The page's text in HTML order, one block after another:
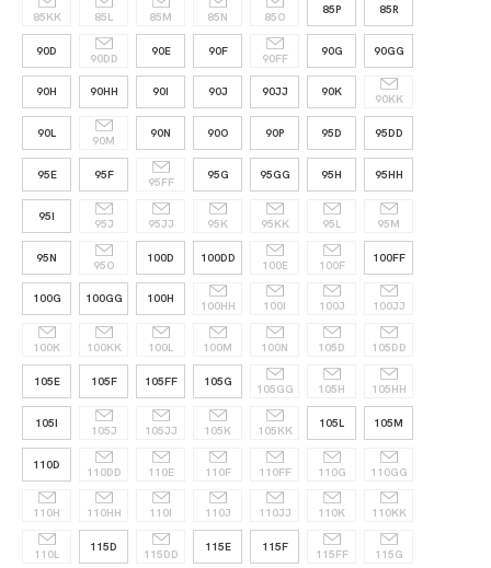
85KK 85L 85M 85N 85O
85P 85R
90D
90DD
90E 90F
90FF
90G 90GG
90H 90HH 90I 90J 90JJ 90K
90KK
90L
90M
90N 90O 90P 95D 95DD
95E 95F
95FF
95G 95GG 95H 95HH
95I
95J 95JJ 95K 95KK 95L 95M
95N
95O
100D 100DD
100E 100F
100FF
100G 100GG 100H
100HH 100I 100J 100JJ
100K 100KK 100L 100M 100N 105D 105DD
105E 105F 105FF 105G
105GG 105H 105HH
105I
105J 105JJ 105K 105KK
105L 105M
110D
110DD 110E 110F 110FF 110G 110GG
110H 110HH 110I 110J 110JJ 110K 110KK
110L
115D
115DD
115E 115F
115FF 115G